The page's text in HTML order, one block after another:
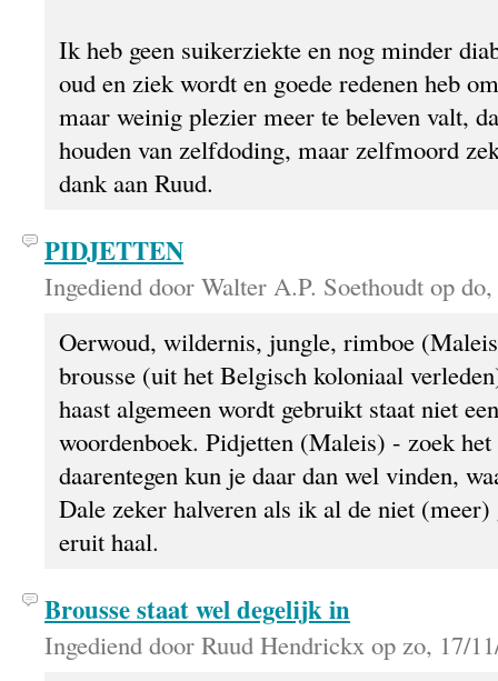
Ik heb geen suikerziekte en nog minder
oud en ziek wordt en goede redenen heb
maar weinig plezier meer te beleven valt,
houden van zelfdoding, maar zelfmoord
dank aan Ruud.
PIDJETTEN
Ingediend door Walter A.P. Soethoudt op
Oerwoud, wildernis, jungle, rimboe
brousse (uit het Belgisch koloniaal
haast algemeen wordt gebruikt staat niet
woordenboek. Pidjetten (Maleis) - zoek
daarentegen kun je daar dan wel vinden,
Dale zeker halveren als ik al de niet
eruit haal.
Brousse staat wel degelijk in
Ingediend door Ruud Hendrickx op zo, 17/